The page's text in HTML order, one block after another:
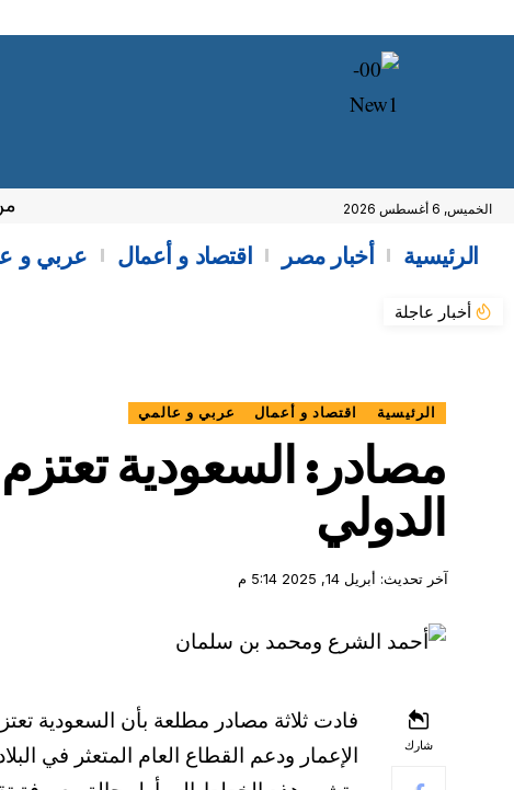
الخميس, 6 أغسطس 2026
الرئيسية أخبار مصر اقتصاد و أعمال عربي و
أخبار عاجلة
الرئيسية اقتصاد و أعمال عربي و عالمي
الدولي
آخر تحديث: أبريل 14, 2025 5:14 م
شارك
فادت ثلاثة مصادر مطلعة بأن السعودية
الإعمار ودعم القطاع العام المتعثر في